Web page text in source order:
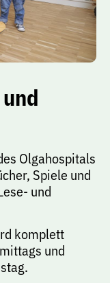
Olgahospitals
Spiele und
und
komplett
und